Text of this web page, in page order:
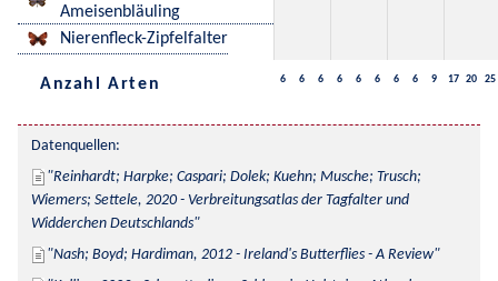
Ameisenbläuling
Nierenfleck-Zipfelfalter
Anzahl Arten 6 6 6 6 6 6 6 6 9 17 20 25
Datenquellen:
Reinhardt; Harpke; Caspari; Dolek; Kuehn; Musche; Trusch;
Wiemers; Settele, 2020 - Verbreitungsatlas der Tagfalter und
Widderchen Deutschlands
Nash; Boyd; Hardiman, 2012 - Ireland's Butterflies - A Review